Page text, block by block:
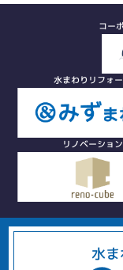
コー
水まわりリフォ
リノベーション
水